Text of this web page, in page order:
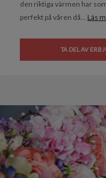
den riktiga värmen har
perfekt på våren då... Läs
TA DEL AV